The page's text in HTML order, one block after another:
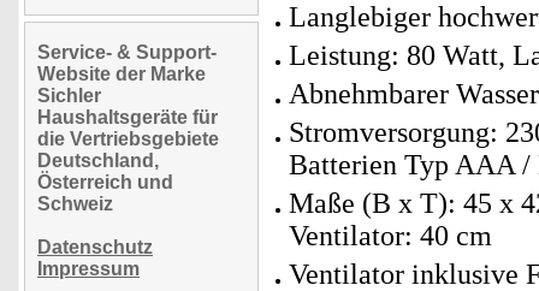
Service- & Support-
Website der Marke
Sichler
Haushaltsgeräte für
die Vertriebsgebiete
Deutschland,
Österreich und
Schweiz
Datenschutz
Impressum
Langlebiger
Leistung: 80 Watt,
Abnehmbarer
Stromversorgung:
Batterien Typ AAA
Maße (B x T): 45 x
Ventilator: 40 cm
Ventilator inklusive